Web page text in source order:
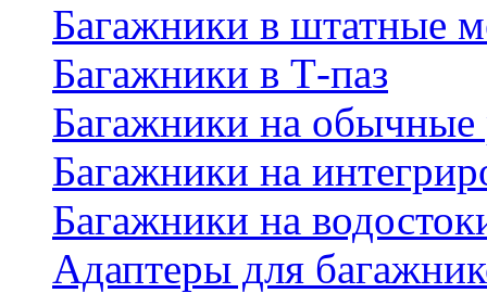
Багажники в штатные
Багажники в Т-паз
Багажники на обычные
Багажники на
Багажники на
Адаптеры для